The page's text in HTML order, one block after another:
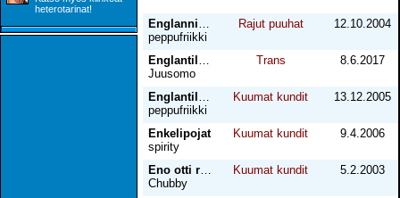
heterotarinat!
peppufriikki
Rajut puuhat 12.10.2004
Juusomo
Trans 8.6.2017
peppufriikki
Kuumat kundit 13.12.2005
Enkelipojat
spirity
Kuumat kundit 9.4.2006
Chubby
Kuumat kundit 5.2.2003